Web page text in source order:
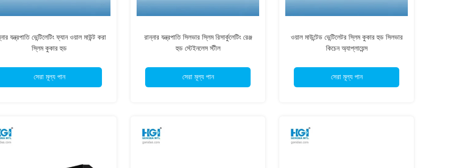
যন্ত্রপাতি ভেন্টিলেটিং ফ্যান ওয়াল মাউন্ট করা
স্লিম কুকার হুড
সেরা মূল্য পান
রান্নার যন্ত্রপাতি সিলভার স্লিম রিসার্কুলেটিং রেঞ্জ
হুড স্টেইনলেস স্টীল
সেরা মূল্য পান
ওয়াল মাউন্টেড ভেন্টিলেটর স্লিম কুকার হুড সিলভার
কিচেন অ্যাপ্লায়েন্স
সেরা মূল্য পান